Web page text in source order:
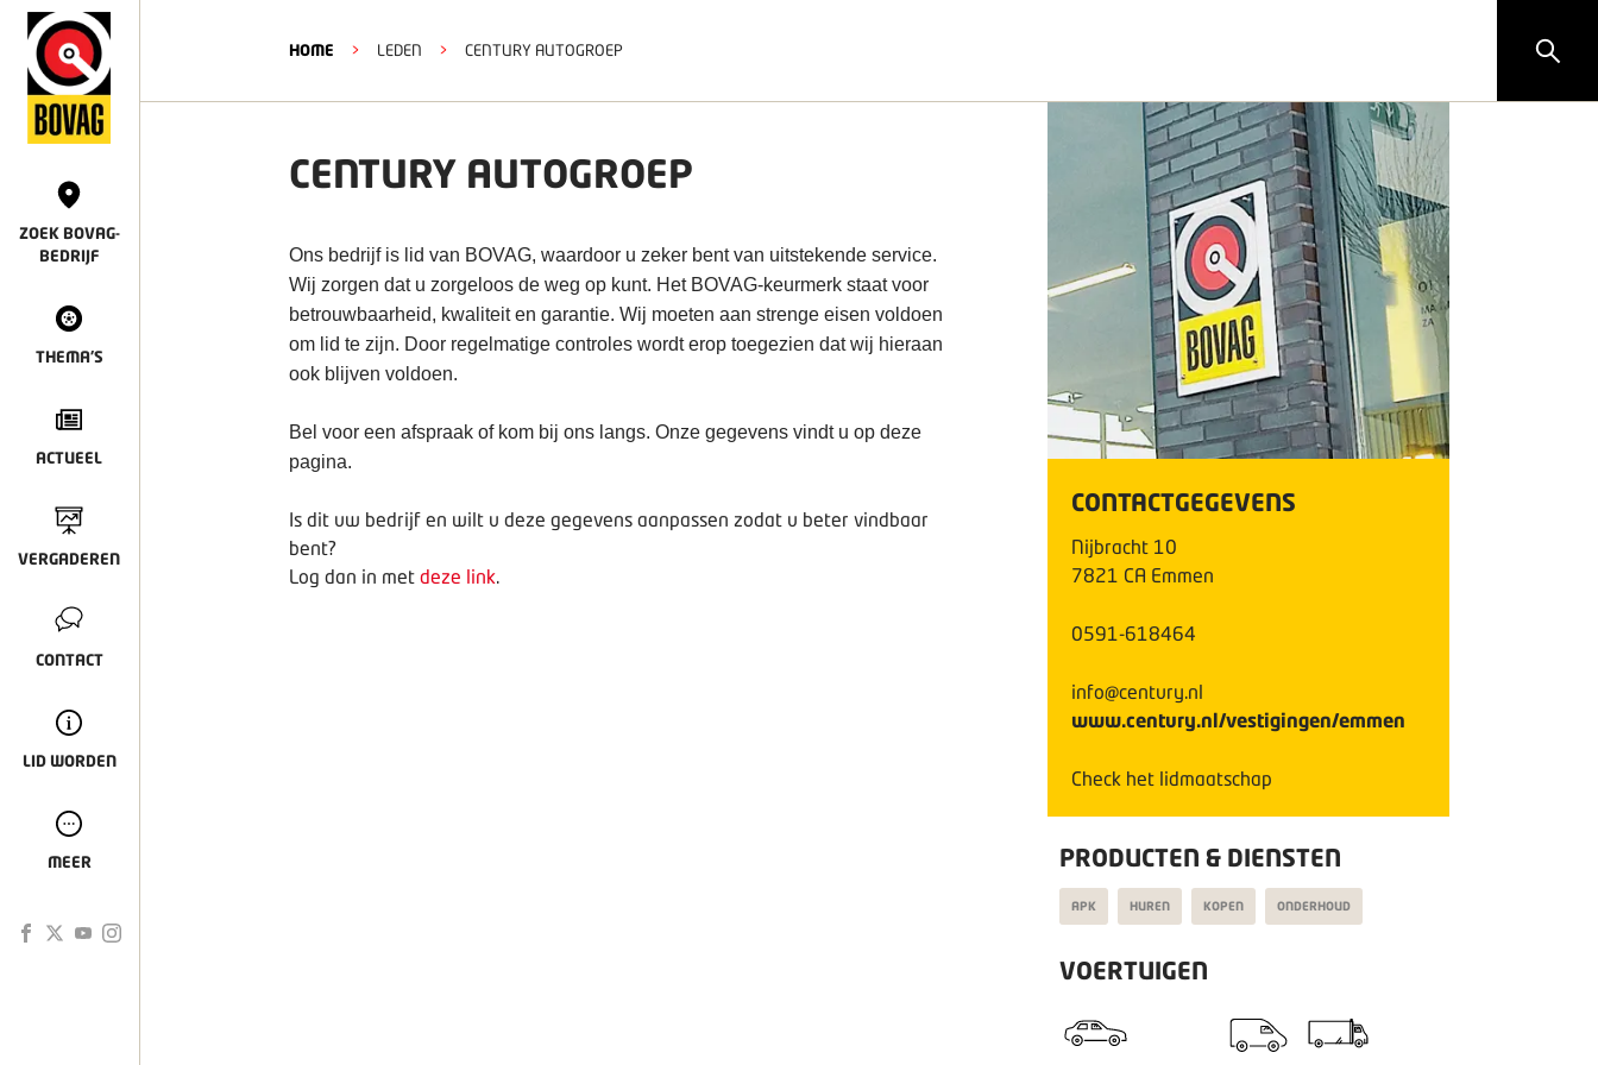
ZOEK BOVAG-
BEDRIJF
THEMA'S
ACTUEEL
VERGADEREN
CONTACT
LID WORDEN
MEER
HOME > LEDEN > CENTURY AUTOGROEP
CENTURY AUTOGROEP
Ons bedrijf is lid van BOVAG, waardoor u zeker bent van uitstekende service.
Wij zorgen dat u zorgeloos de weg op kunt. Het BOVAG-keurmerk staat voor
betrouwbaarheid, kwaliteit en garantie. Wij moeten aan strenge eisen voldoen
om lid te zijn. Door regelmatige controles wordt erop toegezien dat wij hieraan
ook blijven voldoen.
Bel voor een afspraak of kom bij ons langs. Onze gegevens vindt u op deze
pagina.
Is dit uw bedrijf en wilt u deze gegevens aanpassen zodat u beter vindbaar
bent?
Log dan in met deze link.
CONTACTGEGEVENS
Nijbracht 10
7821 CA Emmen
0591-618464
info@century.nl
www.century.nl/vestigingen/emmen
Check het lidmaatschap
PRODUCTEN & DIENSTEN
APK HUREN KOPEN ONDERHOUD
VOERTUIGEN